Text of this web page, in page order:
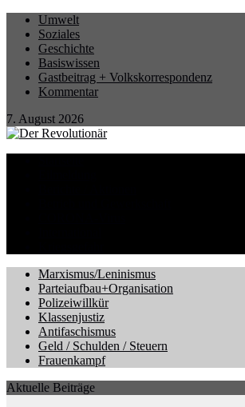
Umwelt
Soziales
Geschichte
Basiswissen
Gastbeitrag + Volkskorrespondenz
Kommentar
7. August 2026
Marxismus/Leninismus
Parteiaufbau+Organisation
Polizeiwillkür
Klassenjustiz
Antifaschismus
Geld / Schulden / Steuern
Frauenkampf
Aktuelle Beiträge